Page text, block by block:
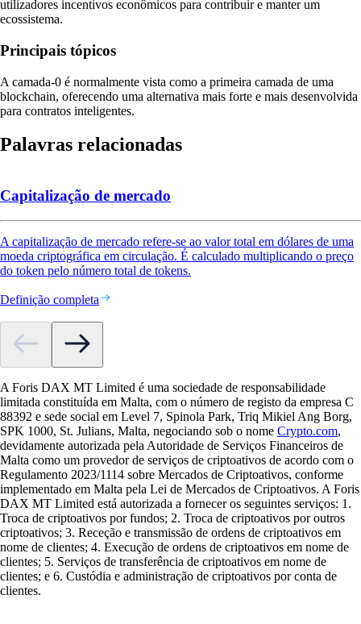
utilizadores incentivos econômicos para contribuir e manter um
ecossistema.
Principais tópicos
A camada-0 é normalmente vista como a primeira camada de uma
blockchain, oferecendo uma alternativa mais forte e mais desenvolvida
para contratos inteligentes.
Palavras relacionadas
Capitalização de mercado
A capitalização de mercado refere-se ao valor total em dólares de uma
moeda criptográfica em circulação. É calculado multiplicando o preço
do token pelo número total de tokens.
Definição completa
A Foris DAX MT Limited é uma sociedade de responsabilidade
limitada constituída em Malta, com o número de registo da empresa C
88392 e sede social em Level 7, Spinola Park, Triq Mikiel Ang Borg,
SPK 1000, St. Julians, Malta, negociando sob o nome Crypto.com,
devidamente autorizada pela Autoridade de Serviços Financeiros de
Malta como um provedor de serviços de criptoativos de acordo com o
Regulamento 2023/1114 sobre Mercados de Criptoativos, conforme
implementado em Malta pela Lei de Mercados de Criptoativos. A Foris
DAX MT Limited está autorizada a fornecer os seguintes serviços: 1.
Troca de criptoativos por fundos; 2. Troca de criptoativos por outros
criptoativos; 3. Receção e transmissão de ordens de criptoativos em
nome de clientes; 4. Execução de ordens de criptoativos em nome de
clientes; 5. Serviços de transferência de criptoativos em nome de
clientes; e 6. Custódia e administração de criptoativos por conta de
clientes.